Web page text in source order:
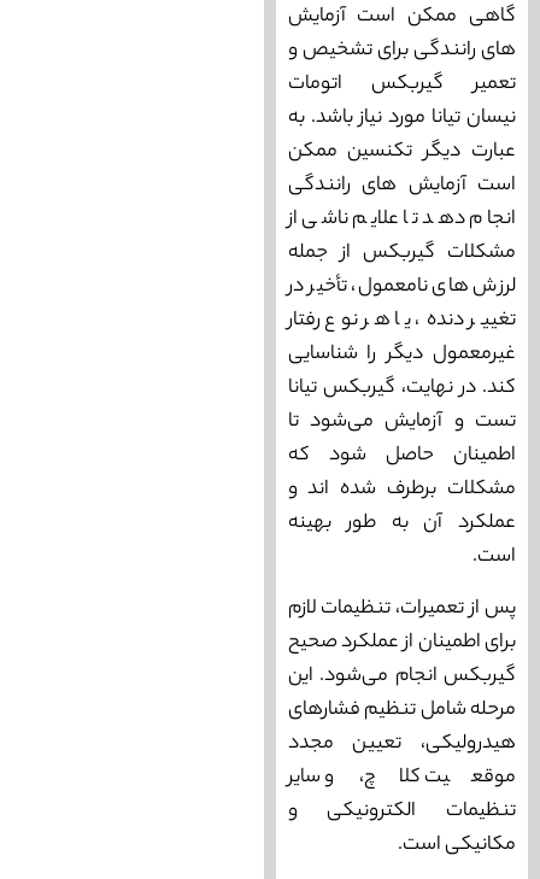
گاهی ممکن است آزمایش
های رانندگی برای تشخیص و
تعمیر گیربکس اتومات
نیسان تیانا مورد نیاز باشد. به
عبارت دیگر تکنسین ممکن
است آزمایش ‌های رانندگی
انجام دهد تا علایم ناشی از
مشکلات گیربکس از جمله
لرزش ‌های نامعمول، تأخیر در
تغییر دنده، یا هر نوع رفتار
غیرمعمول دیگر را شناسایی
کند. در نهایت، گیربکس تیانا
تست و آزمایش می‌‌شود تا
اطمینان حاصل شود که
مشکلات برطرف شده‌ اند و
عملکرد آن به طور بهینه
است.
پس از تعمیرات، تنظیمات لازم
برای اطمینان از عملکرد صحیح
گیربکس انجام می‌شود. این
مرحله شامل تنظیم فشارهای
هیدرولیکی، تعیین مجدد
موقعیت کلاچ، و سایر
تنظیمات الکترونیکی و
مکانیکی است.